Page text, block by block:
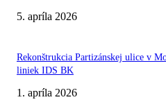
5. apríla 2026
Rekonštrukcia Partizánskej ulice v
liniek IDS BK
1. apríla 2026